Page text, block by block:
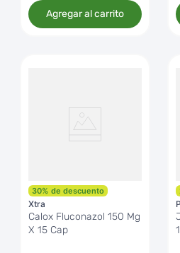
Agregar al carrito
30% de descuento
Xtra
Calox Fluconazol 150 Mg
X 15 Cap